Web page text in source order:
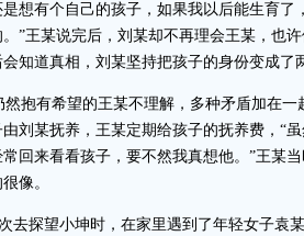
想有个自己的孩子，如果我以后能生育了
”王某说完后，刘某却不再理会王某，也许
知道真相，刘某坚持把孩子的身份变成了
抱有希望的王某不理解，多种矛盾加在一
刘某抚养，王某定期给孩子的抚养费，“
回来看看孩子，要不然我真想他。”王某
像。
去探望小坤时，在家里遇到了年轻女子袁